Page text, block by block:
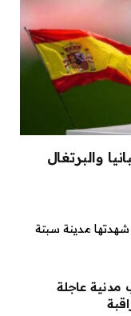
والبرتغال
شهدتها مدينة سبتة
3 مطالب مدنية عاجلة